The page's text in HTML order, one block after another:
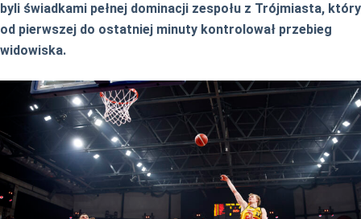
byli świadkami pełnej dominacji zespołu z Trójmiasta, który
od pierwszej do ostatniej minuty kontrolował przebieg
widowiska.